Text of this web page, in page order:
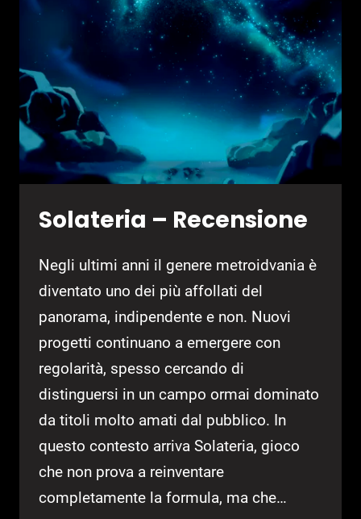
Solateria – Recensione
Negli ultimi anni il genere metroidvania è
diventato uno dei più affollati del
panorama, indipendente e non. Nuovi
progetti continuano a emergere con
regolarità, spesso cercando di
distinguersi in un campo ormai dominato
da titoli molto amati dal pubblico. In
questo contesto arriva Solateria, gioco
che non prova a reinventare
completamente la formula, ma che…